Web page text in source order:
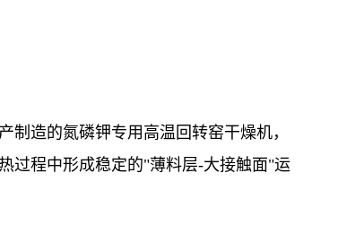
造的氮磷钾专用高温回转窑干燥机，
过程中形成稳定的"薄料层-大接触面"运